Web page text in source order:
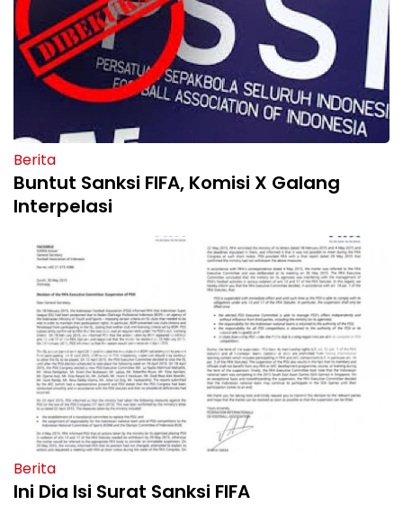
Berita
Buntut Sanksi FIFA, Komisi X Galang
Interpelasi
Berita
Ini Dia Isi Surat Sanksi FIFA